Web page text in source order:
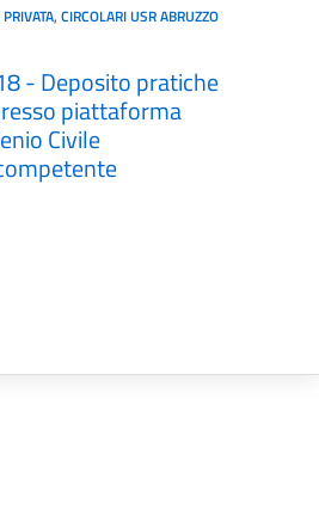
, CIRCOLARI USR ABRUZZO
- Deposito pratiche
piattaforma
Civile